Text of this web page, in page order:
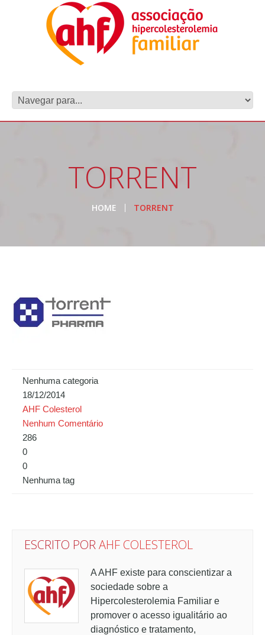
TORRENT
HOME TORRENT
Nenhuma categoria
18/12/2014
AHF Colesterol
Nenhum Comentário
286
0
0
Nenhuma tag
ESCRITO PORAHF COLESTEROL
A AHF existe para conscientizar a
sociedade sobre a
Hipercolesterolemia Familiar e
promover o acesso igualitário ao
diagnóstico e tratamento,